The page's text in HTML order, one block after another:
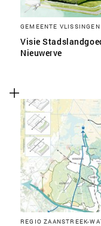
GEMEENTE VLISSINGEN
Visie
Nieuwerve
REGIO ZAANSTREEK-